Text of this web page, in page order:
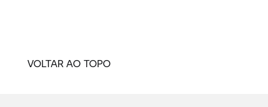
VOLTAR AO TOPO